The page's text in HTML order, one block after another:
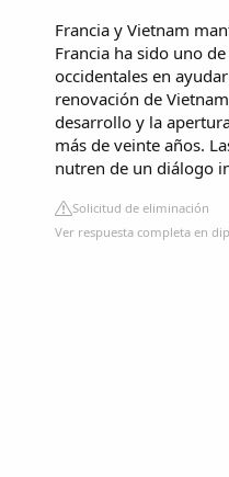
Francia y Vietnam
Francia ha sido uno
occidentales en
renovación de
desarrollo y la
más de veinte años.
nutren de un diálogo
Solicitud de eliminación
Ver respuesta completa en